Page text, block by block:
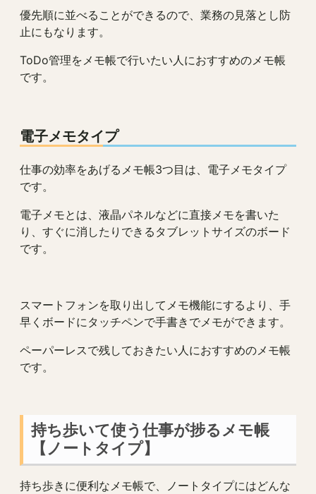
優先順に並べることができるので、業務の見落とし防
止にもなります。
ToDo管理をメモ帳で行いたい人におすすめのメモ帳
です。
電子メモタイプ
仕事の効率をあげるメモ帳3つ目は、電子メモタイプ
です。
電子メモとは、液晶パネルなどに直接メモを書いた
り、すぐに消したりできるタブレットサイズのボード
です。
スマートフォンを取り出してメモ機能にするより、手
早くボードにタッチペンで手書きでメモができます。
ペーパーレスで残しておきたい人におすすめのメモ帳
です。
持ち歩いて使う仕事が捗るメモ帳
【ノートタイプ】
持ち歩きに便利なメモ帳で、ノートタイプにはどんな